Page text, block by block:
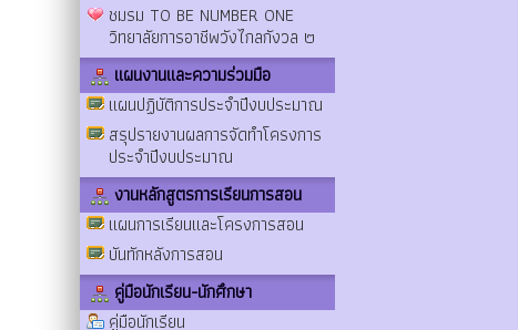
ชมรม TO BE NUMBER ONE
วิทยาลัยการอาชีพวังไกลกังวล ๒
แผนงานและความร่วมมือ
แผนปฏิบัติการประจำปีงบประมาณ
สรุปรายงานผลการจัดทำโครงการ
ประจำปีงบประมาณ
งานหลักสูตรการเรียนการสอน
แผนการเรียนและโครงการสอน
บันทักหลังการสอน
คู่มือนักเรียน-นักศึกษา
คู่มือนักเรียน